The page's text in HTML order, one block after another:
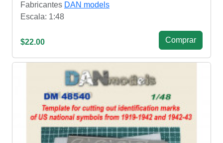
Fabricantes DAN models
Escala: 1:48
$22.00 Сomprar